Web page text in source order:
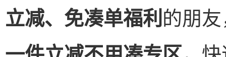
立减、免凑单福利的朋